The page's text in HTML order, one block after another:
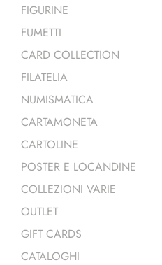
FIGURINE
FUMETTI
CARD COLLECTION
FILATELIA
NUMISMATICA
CARTAMONETA
CARTOLINE
POSTER E LOCANDINE
COLLEZIONI VARIE
OUTLET
GIFT CARDS
CATALOGHI